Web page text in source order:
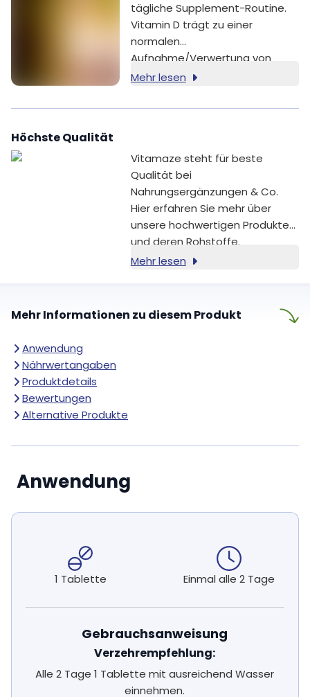
tägliche Supplement-Routine.
Vitamin D trägt zu einer
normalen
Aufnahme/Verwertung von
Calcium und Phosphor sowie zur
Calciumspiegels im Blut bei [1].
diesem Grund kombiniert
Vitamaze beide Nährstoffe in
einer klar dosierten, einfach
anzuwendenden Formel.
Mehr lesen
Höchste Qualität
Vitamaze steht für beste
Qualität bei
Nahrungsergänzungen & Co.
Hier erfahren Sie mehr über
unsere hochwertigen Produkte
und deren Rohstoffe.
Mehr lesen
Mehr Informationen zu diesem Produkt
Anwendung
Nährwertangaben
Produktdetails
Bewertungen
Alternative Produkte
Anwendung
1 Tablette Einmal alle 2 Tage
Gebrauchsanweisung
Verzehrempfehlung:
Alle 2 Tage 1 Tablette mit ausreichend Wasser
einnehmen.